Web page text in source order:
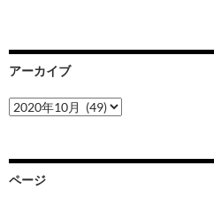
アーカイブ
ア
ー
ブ
ページ